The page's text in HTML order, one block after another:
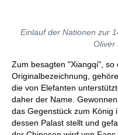
Einlauf der Nationen zur
Oliver
Zum besagten "Xiangqi", so
Originalbezeichnung,
die von Elefanten
daher der Name.
das Gegenstück zum König
dessen Palast stellt und